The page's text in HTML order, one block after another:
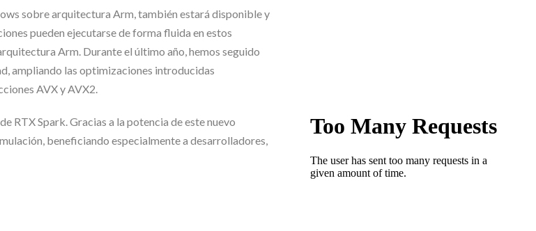
sobre arquitectura Arm, también estará disponible y
pueden ejecutarse de forma fluida en estos
Arm. Durante el último año, hemos seguido
ampliando las optimizaciones introducidas
AVX y AVX2.
RTX Spark. Gracias a la potencia de este nuevo
beneficiando especialmente a desarrolladores,